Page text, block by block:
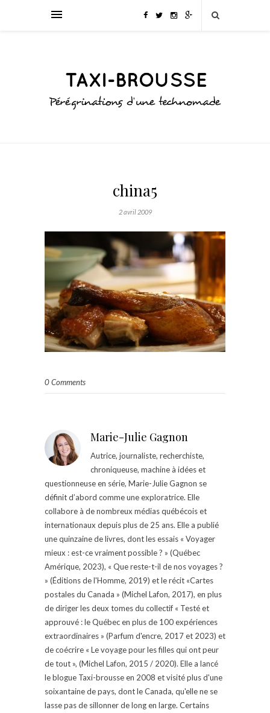
china5
2 avril 2009
0 Comments
Marie-Julie Gagnon
Autrice, journaliste, recherchiste,
chroniqueuse, machine à idées et
questionneuse en série, Marie-Julie Gagnon se
définit d’abord comme une exploratrice. Elle
collabore à de nombreux médias québécois et
internationaux depuis plus de 25 ans. Elle a publié
une quinzaine de livres, dont les essais « Voyager
mieux : est-ce vraiment possible ? » (Québec
Amérique, 2023), « Que reste-t-il de nos voyages ?
» (Éditions de l'Homme, 2019) et le récit «Cartes
postales du Canada » (Michel Lafon, 2017), en plus
de diriger les deux tomes du collectif « Testé et
approuvé : le Québec en plus de 100 expériences
extraordinaires » (Parfum d'encre, 2017 et 2023) et
de coécrire « Le voyage pour les filles qui ont peur
de tout », (Michel Lafon, 2015 / 2020). Elle a lancé
le blogue Taxi-brousse en 2008 et visité plus d'une
soixantaine de pays, dont le Canada, qu'elle ne se
lasse pas de sillonner de long en large. Certains